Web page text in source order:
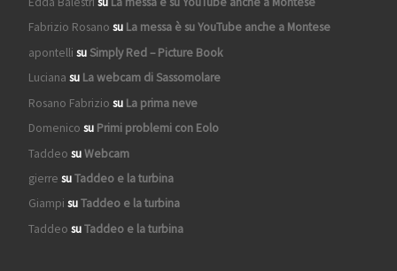
Fabrizio Rosano su La messa è su YouTube anche a Montese
apontelli suSimply Red – Picture Book
Luciana su La webcam di Sassomolare
Rosano Fabrizio su La prima neve
Domenico su Primi problemi con Eolo
Taddeo suWebcam
gierre suTaddeo e la turbina
Giampi suTaddeo e la turbina
Taddeo suTaddeo e la turbina